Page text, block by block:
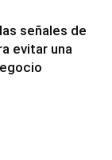
señales de
evitar una